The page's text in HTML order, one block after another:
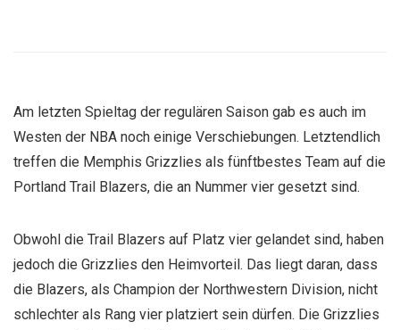
Am letzten Spieltag der regulären Saison gab es auch im
Westen der NBA noch einige Verschiebungen. Letztendlich
treffen die Memphis Grizzlies als fünftbestes Team auf die
Portland Trail Blazers, die an Nummer vier gesetzt sind.
Obwohl die Trail Blazers auf Platz vier gelandet sind, haben
jedoch die Grizzlies den Heimvorteil. Das liegt daran, dass
die Blazers, als Champion der Northwestern Division, nicht
schlechter als Rang vier platziert sein dürfen. Die Grizzlies